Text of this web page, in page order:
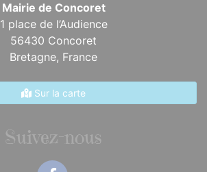
Mairie de Concoret
1 place de l’Audience
56430 Concoret
Bretagne, France
Sur la carte
Suivez-nous